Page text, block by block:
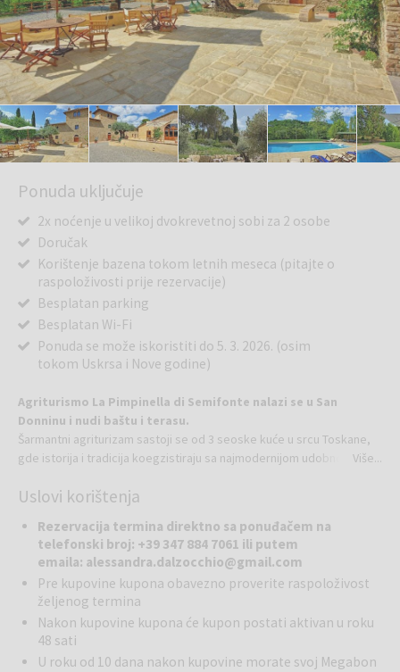
Ponuda uključuje
2x noćenje u velikoj dvokrevetnoj sobi za 2 osobe
Doručak
Korištenje bazena tokom letnih meseca (pitajte o
raspoloživosti prije rezervacije)
Besplatan parking
Besplatan Wi-Fi
Ponuda se može iskoristiti do 5. 3. 2026. (osim
tokom Uskrsa i Nove godine)
Agriturismo La Pimpinella di Semifonte nalazi se u San
Donninu i nudi baštu i terasu.
Šarmantni agriturizam sastoji se od 3 seoske kuće u srcu Toskane,
gde istorija i tradicija koegzistiraju sa najmodernijom udobnošću.
uređaj, sopstveno kupatilo, besplatan Wi-Fi. Sopstveno kupatilo ima
papir. Peškiri i posteljina također su dostupni u sobi. Pušenje je
zabranjeno.
Smeštaj je udaljen 25 km od trga Piazza Matteotti, a gostima su na
raspolaganju besplatan WiFi i privatno parkiralište. Piazzale
Michelangelo udaljen je 41 km od objekta La Pimpinella di
Semifonte, a Ponte Vecchio 42 km. Najbliži aerodrom je
Aerodrom Firenca, 43 km od La Pimpinella di Semifonte.
Više...
Uslovi korištenja
Rezervacija termina direktno sa ponuđačem na
telefonski broj: +39 347 884 7061 ili putem
emaila: alessandra.dalzocchio@gmail.com
Pre kupovine kupona obavezno proverite raspoloživost
željenog termina
Nakon kupovine kupona će kupon postati aktivan u roku
48 sati
U roku od 10 dana nakon kupovine morate svoj Megabon